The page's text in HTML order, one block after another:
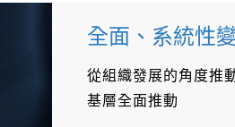
全面、系統性
從組織發展的角度推
基層全面推動